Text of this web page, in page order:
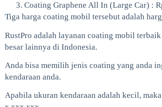
Coating Graphene All In (Large Car) :
Tiga harga coating mobil tersebut adalah
RustPro adalah layanan coating mobil
besar lainnya di Indonesia.
Anda bisa memilih jenis coating yang anda
kendaraan anda.
Apabila ukuran kendaraan adalah kecil,